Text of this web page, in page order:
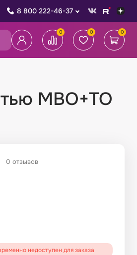
8 800 222-46-37
0 0 0
МВО+ТО
0 отзывов
недоступен для заказа